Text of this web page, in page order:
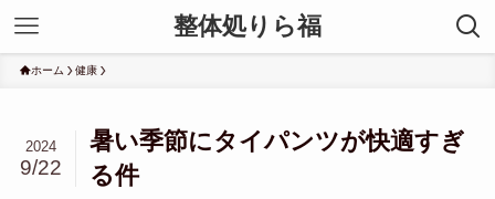
整体処りら福
ホーム 健康
暑い季節にタイパンツが快適すぎ
る件
2024
9/22